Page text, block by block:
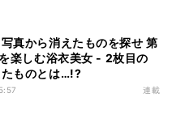
写真から消えたものを探せ 第
楽しむ浴衣美女 - 2枚目の
ものとは…!?
連載